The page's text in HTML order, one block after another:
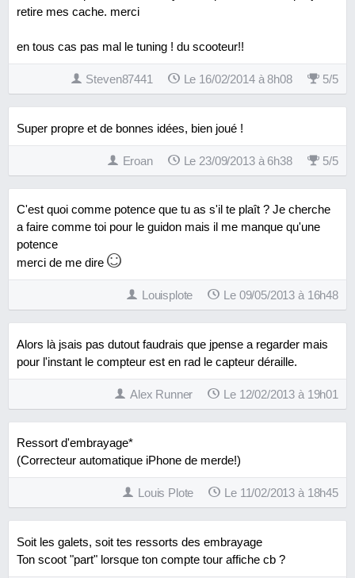
retire mes cache. merci
en tous cas pas mal le tuning ! du scooteur!!
Steven87441 Le 16/02/2014 à 8h08 5/5
Super propre et de bonnes idées, bien joué !
Eroan Le 23/09/2013 à 6h38 5/5
C'est quoi comme potence que tu as s'il te plaît ? Je cherche
a faire comme toi pour le guidon mais il me manque qu'une
potence
merci de me dire
Louisplote Le 09/05/2013 à 16h48
Alors là jsais pas dutout faudrais que jpense a regarder mais
pour l'instant le compteur est en rad le capteur déraille.
Alex Runner Le 12/02/2013 à 19h01
Ressort d'embrayage*
(Correcteur automatique iPhone de merde!)
Louis Plote Le 11/02/2013 à 18h45
Soit les galets, soit tes ressorts des embrayage
Ton scoot "part" lorsque ton compte tour affiche cb ?